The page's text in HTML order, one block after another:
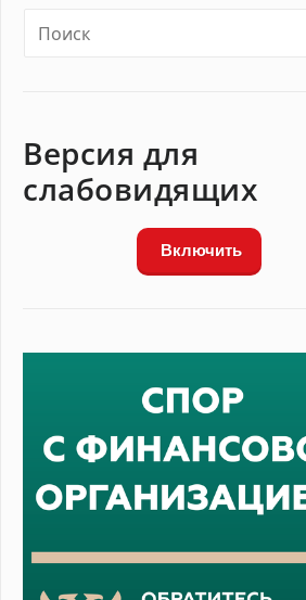
Версия для
слабовидящих
Включить